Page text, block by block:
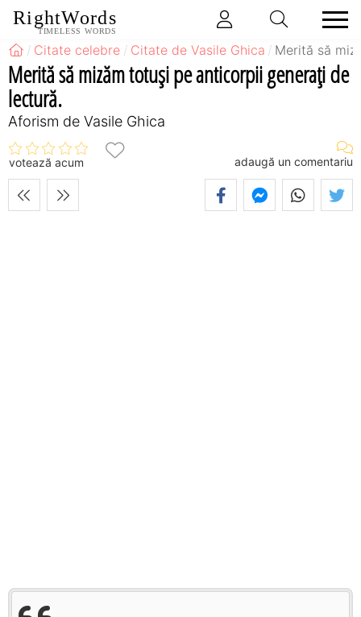
RightWords
TIMELESS WORDS
Citate celebre Citate de Vasile Ghica Merită să
Merită să mizăm totuşi pe anticorpii generaţi de
lectură.
Aforism de Vasile Ghica
votează acum adaugă un comentariu